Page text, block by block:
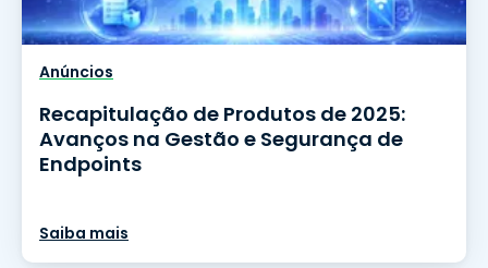
Anúncios
Recapitulação de Produtos de 2025:
Avanços na Gestão e Segurança de
Endpoints
Saiba mais